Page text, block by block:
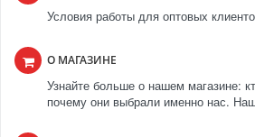
Условия работы для оптовых
О МАГАЗИНЕ
Узнайте больше о нашем магазине:
почему они выбрали именно нас.